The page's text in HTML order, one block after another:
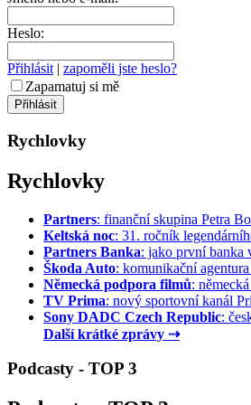
Heslo:
Přihlásit | zapoměli jste heslo?
Zapamatuj si mě
Rychlovky
Rychlovky
Partners: finanční skupina Petra
Keltská noc: 31. ročník
Partners Banka: jako první banka
Škoda Auto: komunikační
Německá podpora filmů:
TV Prima: nový sportovní kanál
Sony DADC Czech Republic:
Další krátké zprávy ⇢
Podcasty - TOP 3